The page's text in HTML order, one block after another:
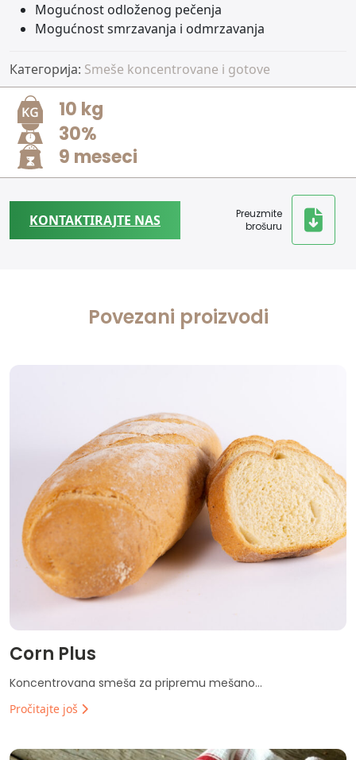
Mogućnost odloženog pečenja
Mogućnost smrzavanja i odmrzavanja
Категорија: Smeše koncentrovane i gotove
10 kg
30%
9 meseci
KONTAKTIRAJTE NAS
Preuzmite
brošuru
Povezani proizvodi
Corn Plus
Koncentrovana smeša za pripremu mešano...
Pročitajte još